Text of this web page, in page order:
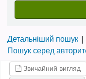
Детальніший пошук
Пошук серед
Звичайний вигляд